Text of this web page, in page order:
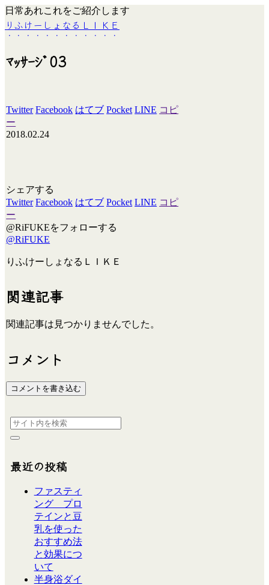
日常あれこれをご紹介します
りふけーしょなるＬＩＫＥ
ﾏｯｻｰｼﾞ03
Twitter Facebook はてブ Pocket LINE コピ
ー
2018.02.24
シェアする
Twitter Facebook はてブ Pocket LINE コピ
ー
@RiFUKEをフォローする
@RiFUKE
りふけーしょなるＬＩＫＥ
関連記事
関連記事は見つかりませんでした。
コメント
コメントを書き込む
最近の投稿
ファスティ
ング プロ
テインと豆
乳を使った
おすすめ法
と効果につ
いて
半身浴ダイ